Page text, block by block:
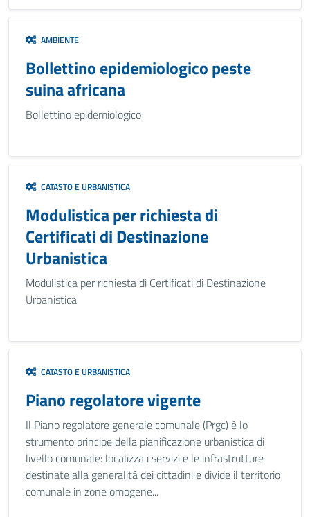
AMBIENTE
Bollettino epidemiologico peste
suina africana
Bollettino epidemiologico
CATASTO E URBANISTICA
Modulistica per richiesta di
Certificati di Destinazione
Urbanistica
Modulistica per richiesta di Certificati di Destinazione
Urbanistica
CATASTO E URBANISTICA
Piano regolatore vigente
Il Piano regolatore generale comunale (Prgc) è lo
strumento principe della pianificazione urbanistica di
livello comunale: localizza i servizi e le infrastrutture
destinate alla generalità dei cittadini e divide il territorio
comunale in zone omogene...